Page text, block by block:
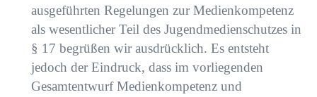
ausgeführten Regelungen zur Medienkompetenz
als wesentlicher Teil des Jugendmedienschutzes in
§ 17 begrüßen wir ausdrücklich. Es entsteht
jedoch der Eindruck, dass im vorliegenden
Gesamtentwurf Medienkompetenz und